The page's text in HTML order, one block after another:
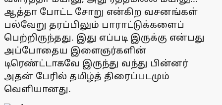
ஆத்தா போட்ட சோறு என்கிற வசனங்கள்
பல்வேறு தரப்பிலும் பாராட்டுக்களைப்
பெற்றிருந்தது. இது எப்படி இருக்கு என்பது
அப்போதைய இளைஞர்களின்
டிரெண்ட்டாகவே இருந்து வந்து பின்னர்
அதன் பேரில் தமிழ்த் திரைப்படமும்
வெளியானது.